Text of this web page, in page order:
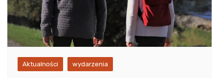
Aktualności wydarzenia